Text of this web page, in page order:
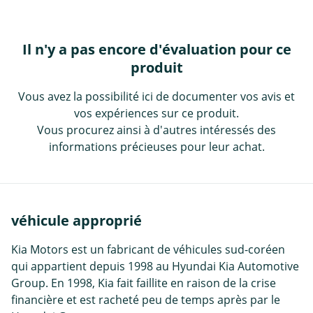
Il n'y a pas encore d'évaluation pour ce
produit
Vous avez la possibilité ici de documenter vos avis et
vos expériences sur ce produit.
Vous procurez ainsi à d'autres intéressés des
informations précieuses pour leur achat.
véhicule approprié
Kia Motors est un fabricant de véhicules sud-coréen
qui appartient depuis 1998 au Hyundai Kia Automotive
Group. En 1998, Kia fait faillite en raison de la crise
financière et est racheté peu de temps après par le